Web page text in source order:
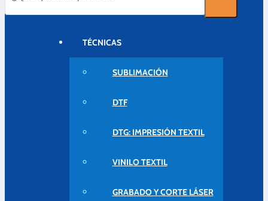
TÉCNICAS
SUBLIMACIÓN
DTF
DTG: IMPRESIÓN TEXTIL
VINILO TEXTIL
GRABADO Y CORTE LÁSER